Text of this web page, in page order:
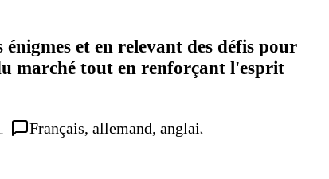
et en relevant des défis pour
marché tout en renforçant l'esprit
Français, allemand, anglais